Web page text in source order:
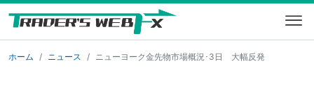
ホーム ニュース ニューヨーク金先物市場概況･3日 大幅反発